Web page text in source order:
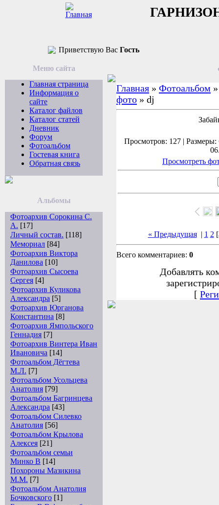
Приветствую Вас Гость
Меню сайта
Главная страница
Информация о
сайте
Каталог файлов
Каталог статей
Дневник
Форум
Фотоальбом
Гостевая книга
Обратная связь
Альбомы
Фотоархив Сорокина С.
А. [17]
Личный состав. [118]
Мемориал [84]
Фотоархив Виктора
Данилова [10]
Фотоархив Сысоева
Сергея [4]
Фотоархив Куликова
Александра [5]
Фотоархив Юрганова
Константина [8]
Фотоархив Ямпольского
Геннадия [7]
Фотоархив Винтера Иван
Ивановича [14]
Фотоальбом Дёгтева
М.Л. [7]
Фотоальбом Усольцева
Анатолия [79]
Фотоальбом Багринцева
Александра [43]
Фотоальбом Силевко
Анатолия [56]
Фотоальбом Крылова
Алексея [21]
Фотоальбом семьи
Минко В [14]
Похороны Мазикина
М.М. [7]
Фотоальбом Анатолия
Бочковского [1]
Главная » Фотоальбом
фото » dj
Просмотров: 127 |
Просмотреть
« Предыдущая| 1 2 [
Всего комментариев: 0
Добавлять
[